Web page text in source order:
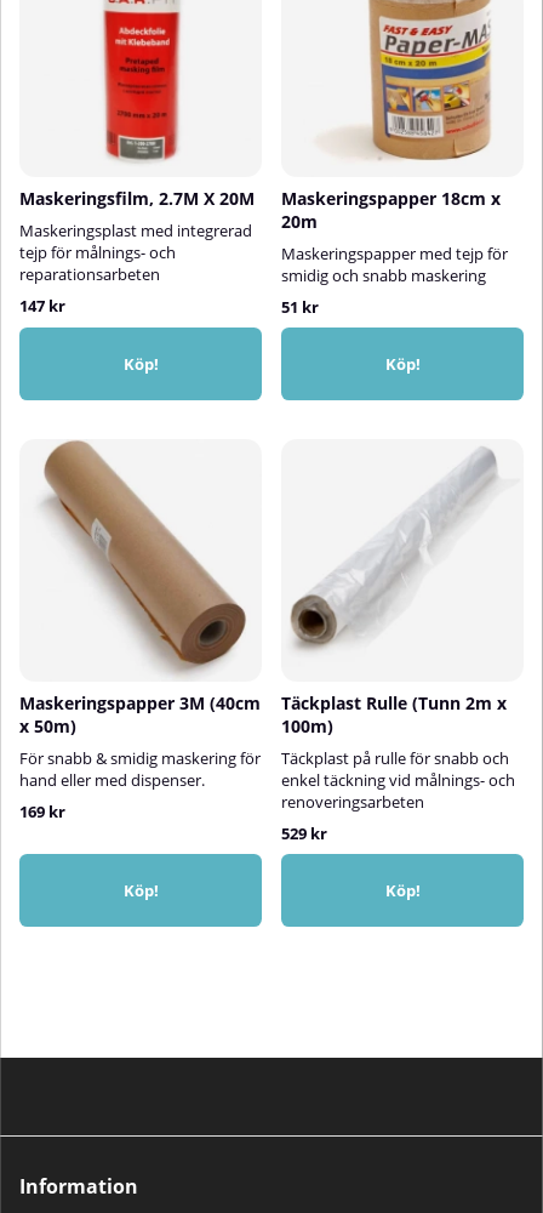
Maskeringsfilm, 2.7M X 20M
Maskeringsplast med integrerad
tejp för målnings- och
reparationsarbeten
147 kr
Köp!
Maskeringspapper 18cm x
20m
Maskeringspapper med tejp för
smidig och snabb maskering
51 kr
Köp!
Maskeringspapper 3M (40cm
x 50m)
För snabb & smidig maskering för
hand eller med dispenser.
169 kr
Köp!
Täckplast Rulle (Tunn 2m x
100m)
Täckplast på rulle för snabb och
enkel täckning vid målnings- och
renoveringsarbeten
529 kr
Köp!
Information